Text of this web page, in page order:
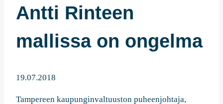
Antti Rinteen
mallissa on ongelma
19.07.2018
Tampereen kaupunginvaltuuston puheenjohtaja,